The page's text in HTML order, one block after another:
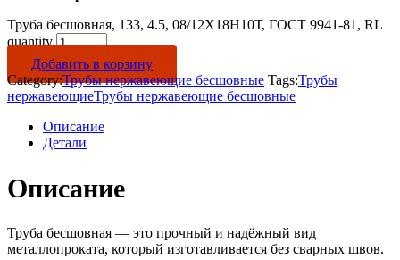
Труба бесшовная, 133, 4.5, 08/12Х18Н10Т, ГОСТ 9941-81, RL
quantity
Добавить в корзину
Category:Трубы нержавеющие бесшовные Tags:Трубы
нержавеющиеТрубы нержавеющие бесшовные
Описание
Детали
Описание
Труба бесшовная — это прочный и надёжный вид
металлопроката, который изготавливается без сварных швов.